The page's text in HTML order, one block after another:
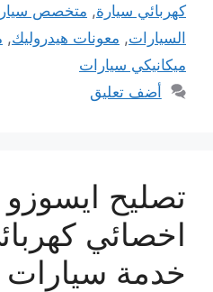
كهربائي سيارة, متخصص
السيارات, معونات هيدروليك,
ميكانيكي سيارات
أضف تعليق
اخصائي
خدمة سيارات